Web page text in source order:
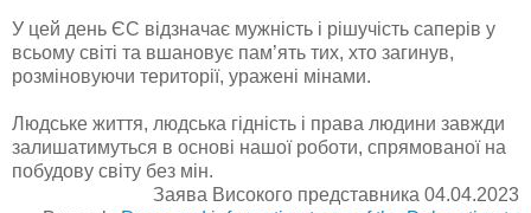
У цей день ЄС відзначає мужність і рішучість саперів у
всьому світі та вшановує пам’ять тих, хто загинув,
розміновуючи території, уражені мінами.
Людське життя, людська гідність і права людини завжди
залишатимуться в основі нашої роботи, спрямованої на
побудову світу без мін.
Заява Високого представника 04.04.2023